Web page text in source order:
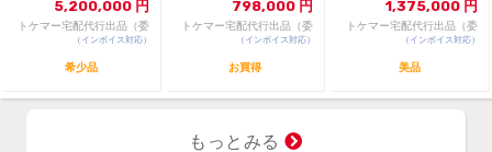
5,200,000 円
トケマー宅配代行出品（委
託販売）
（インボイス対応）
希少品
798,000 円
トケマー宅配代行出品（委
託販売）
（インボイス対応）
お買得
1,375,000 円
トケマー宅配代行出品（委
託販売）
（インボイス対応）
美品
もっとみる